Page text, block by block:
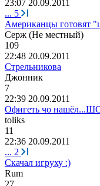
23:07 20.09.2011
... 5
Американцы готовят
Серж (Не местный)
109
22:48 20.09.2011
Стрельникова
Джонник
7
22:39 20.09.2011
Офигеть чо
toliks
11
22:36 20.09.2011
... 2
Скачал игруху :)
Rum
27